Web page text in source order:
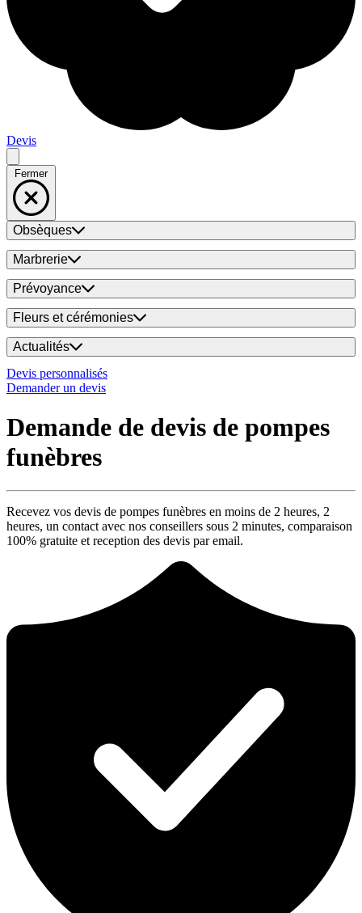
Devis
Fermer
Obsèques
Marbrerie
Prévoyance
Fleurs et cérémonies
Actualités
Devis personnalisés
Demander un devis
Demande de devis de pompes
funèbres
Recevez vos devis de pompes funèbres en moins de 2 heures, 2
heures, un contact avec nos conseillers sous 2 minutes, comparaison
100% gratuite et reception des devis par email.